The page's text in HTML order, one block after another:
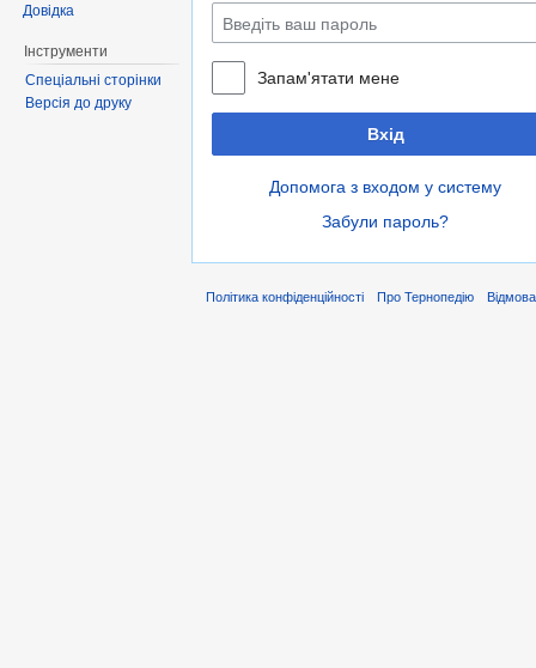
Запам'ятати мене
Вхід
Допомога з входом у систему
Забули пароль?
Довідка
Інструменти
Спеціальні сторінки
Версія до друку
Політика конфіденційності Про Тернопедію Відмова